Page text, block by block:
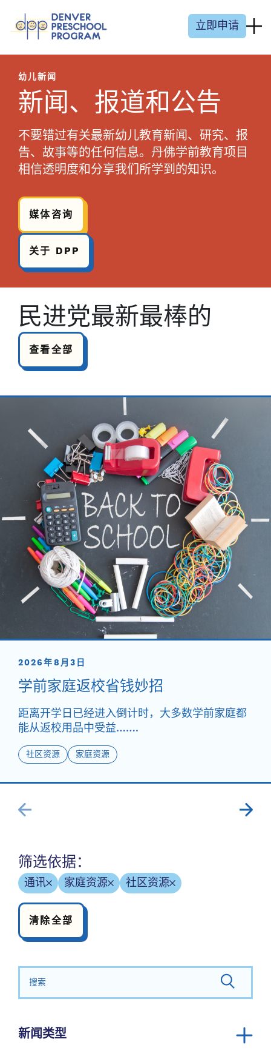
立即申请
幼儿新闻
新闻、报道和公告
不要错过有关最新幼儿教育新闻、研究、报
告、故事等的任何信息。丹佛学前教育项目
相信透明度和分享我们所学到的知识。
媒体咨询
关于 DPP
民进党最新最棒的
查看全部
2026年8月3日
学前家庭返校省钱妙招
距离开学日已经进入倒计时，大多数学前家庭都
能从返校用品中受益…….
社区资源 家庭资源
筛选依据：
通讯 家庭资源 社区资源
清除全部
搜索：
新闻类型